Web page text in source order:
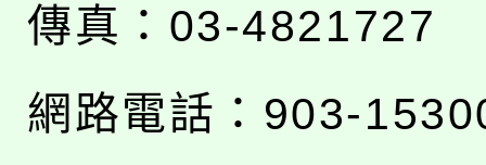
傳真：03-4821727
網路電話：903-